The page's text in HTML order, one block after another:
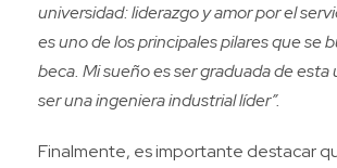
universidad: liderazgo y amor por el
es uno de los principales pilares que se
beca. Mi sueño es ser graduada de esta
ser una ingeniera industrial líder”.
Finalmente, es importante destacar